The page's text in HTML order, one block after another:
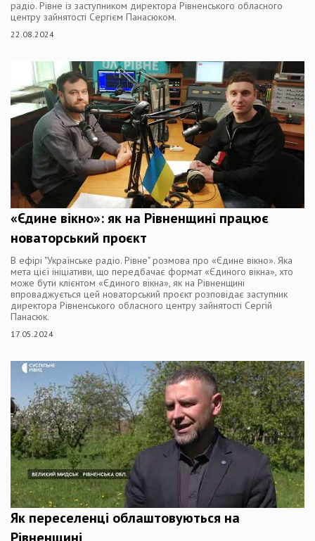
радіо. Рівне із заступником директора Рівненського обласного
центру зайнятості Сергієм Панасюком.
22.08.2024
«Єдине вікно»: як на Рівненщині працює
новаторський проєкт
В ефірі "Українське радіо. Рівне" розмова про «Єдине вікно». Яка
мета цієї ініціативи, що передбачає формат «Єдиного вікна», хто
може бути клієнтом «Єдиного вікна», як на Рівненщині
впроваджується цей новаторський проєкт розповідає заступник
директора Рівненського обласного центру зайнятості Сергій
Панасюк.
17.05.2024
Як переселенці облаштовуються на